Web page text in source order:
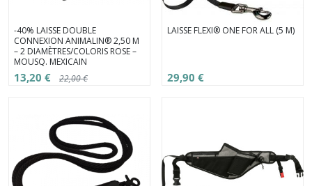
-40% LAISSE DOUBLE
CONNEXION ANIMALIN® 2,50 M
– 2 DIAMÈTRES/COLORIS ROSE –
MOUSQ. MEXICAIN
13,20 € 22,00 €
LAISSE FLEXI® ONE FOR ALL (5 M)
29,90 €